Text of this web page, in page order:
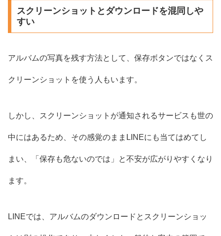
スクリーンショットとダウンロードを混同しや
すい
アルバムの写真を残す方法として、保存ボタンではなくス
クリーンショットを使う人もいます。
しかし、スクリーンショットが通知されるサービスも世の
中にはあるため、その感覚のままLINEにも当てはめてし
まい、「保存も危ないのでは」と不安が広がりやすくなり
ます。
LINEでは、アルバムのダウンロードとスクリーンショッ